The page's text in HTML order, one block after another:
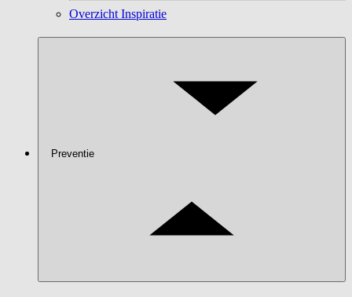
Overzicht Inspiratie
Preventie